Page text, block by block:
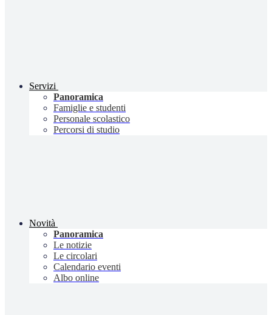
Servizi
Panoramica
Famiglie e studenti
Personale scolastico
Percorsi di studio
Novità
Panoramica
Le notizie
Le circolari
Calendario eventi
Albo online